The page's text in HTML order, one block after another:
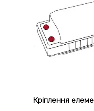
Кріплення